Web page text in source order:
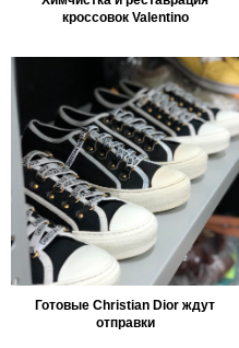
кроссовок Valentino
Готовые Christian Dior ждут
отправки